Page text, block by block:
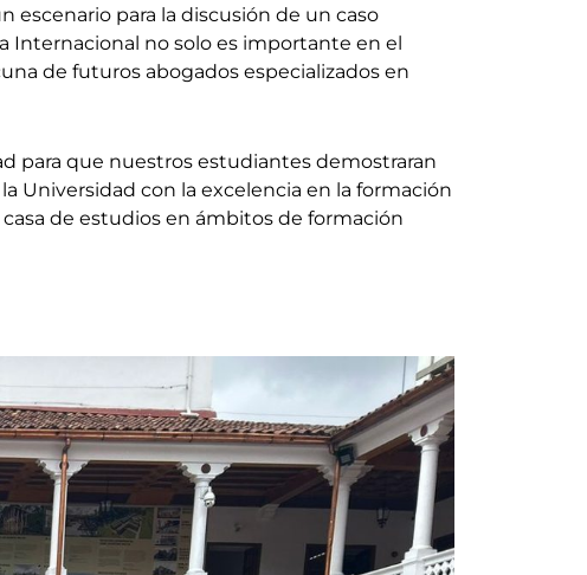
escenario para la discusión de un caso
Internacional no solo es importante en el
de futuros abogados especializados en
para que nuestros estudiantes demostraran
Universidad con la excelencia en la formación
de estudios en ámbitos de formación